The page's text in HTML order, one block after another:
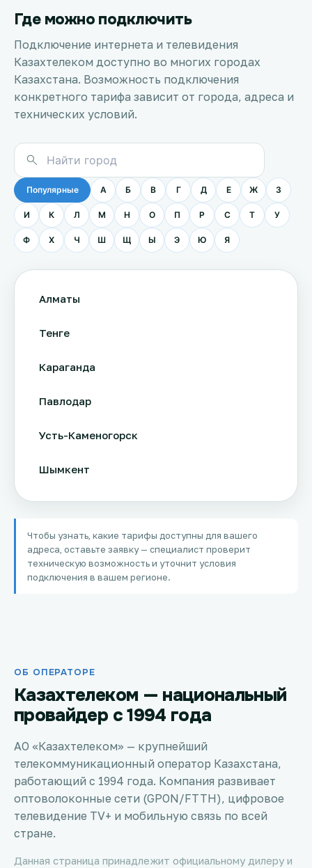
Где можно подключить
Подключение интернета и телевидения
Казахтелеком доступно во многих городах
Казахстана. Возможность подключения
конкретного тарифа зависит от города, адреса и
технических условий.
Популярные А Б В Г Д Е Ж З
И К Л М Н О П Р С Т У
Ф Х Ч Ш Щ Ы Э Ю Я
Алматы
Тенге
Караганда
Павлодар
Усть-Каменогорск
Шымкент
Актау
Соколов
Петропавловск
Темиртау
Тараз
Зеленое
Атырау
Чтобы узнать, какие тарифы доступны для вашего
адреса, оставьте заявку — специалист проверит
техническую возможность и уточнит условия
подключения в вашем регионе.
ОБ ОПЕРАТОРЕ
Казахтелеком — национальный
провайдер с 1994 года
АО «Казахтелеком» — крупнейший
телекоммуникационный оператор Казахстана,
работающий с 1994 года. Компания развивает
оптоволоконные сети (GPON/FTTH), цифровое
телевидение TV+ и мобильную связь по всей
стране.
Данная страница принадлежит официальному дилеру и